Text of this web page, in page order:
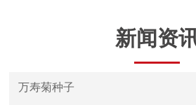
新闻资
万寿菊种子